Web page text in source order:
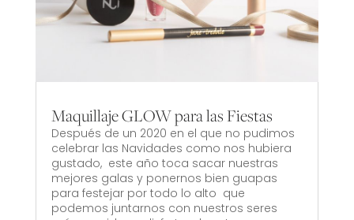
Maquillaje GLOW para las Fiestas
Después de un 2020 en el que no pudimos
celebrar las Navidades como nos hubiera
gustado, este año toca sacar nuestras
mejores galas y ponernos bien guapas
para festejar por todo lo alto que
podemos juntarnos con nuestros seres